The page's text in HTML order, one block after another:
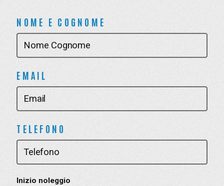
NOME E COGNOME
EMAIL
TELEFONO
Inizio noleggio